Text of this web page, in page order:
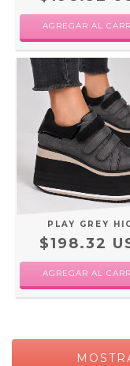
AGREGAR AL
PLAY GREY
$198.32
AGREGAR AL